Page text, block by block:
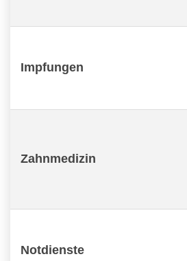
Impfungen
Zahnmedizin
Notdienste